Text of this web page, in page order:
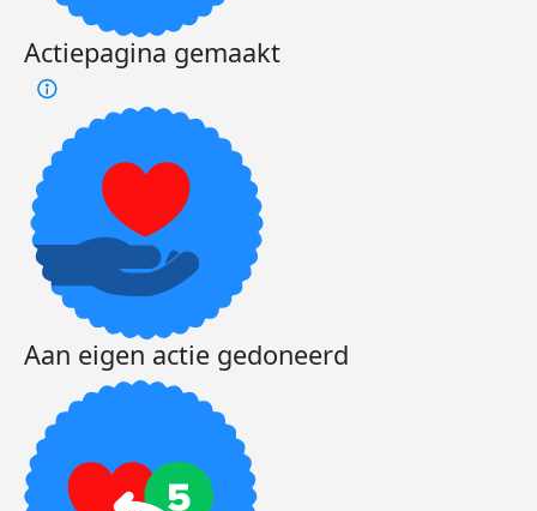
Actiepagina gemaakt
Aan eigen actie gedoneerd